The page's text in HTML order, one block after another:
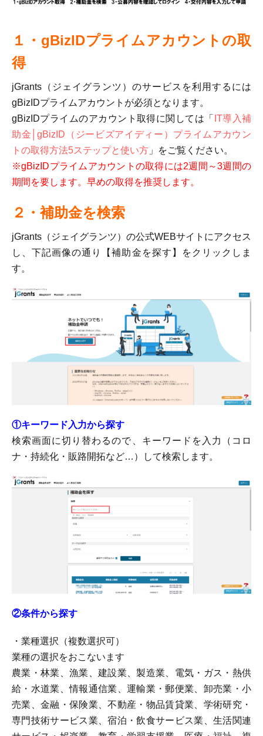
１・gBizIDプライムアカウントの取
得
jGrants（ジェイグランツ）のサービスを利用するには
gBizIDプライムアカウントが必須となります。
gBizIDプライムのアカウント取得に関しては「
IT導入補
助金│gBizID（ジービズアイディー）プライムアカウン
トの取得方法5ステップと使い方 」をご覧ください。
※gBizIDプライムアカウントの取得には2週間～3週間の
期間を要します。早めの取得を推奨します。
２・補助金を検索
jGrants（ジェイグランツ）の公式WEBサイトにアクセス
し、下記画像の通り【補助金を探す】をクリックしま
す。
①キーワード入力から探す
検索画面に切り替わるので、キーワードを入力（コロ
ナ・持続化・販路開拓など…）して検索します。
②条件から探す
・業種選択（複数選択可）
業種の選択をおこないます
農業・林業、漁業、建設業、製造業、電気・ガス・熱供
給・水道業、情報通信業、運輸業・郵便業、卸売業・小
売業、金融・保険業、不動産・物品賃貸業、学術研究・
専門技術サービス業、宿泊・飲食サービス業、生活関連